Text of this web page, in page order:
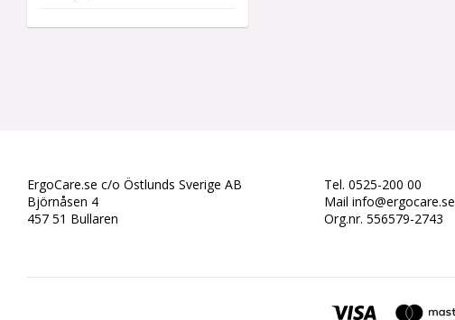
ErgoCare.se c/o Östlunds Sverige AB
Björnåsen 4
457 51 Bullaren
Tel. 0525-200 00
Mail info@ergocare.se
Org.nr. 556579-2743